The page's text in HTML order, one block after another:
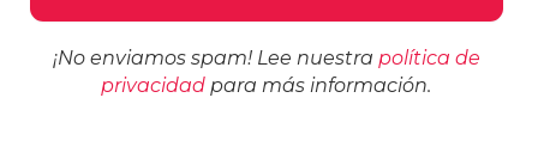
¡No enviamos spam! Lee nuestra política de
privacidad para más información.